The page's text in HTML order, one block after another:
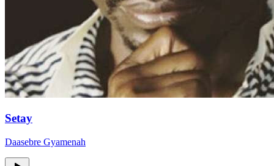
Setay
Daasebre Gyamenah